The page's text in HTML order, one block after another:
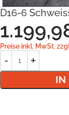
D16-6
Preise inkl. MwSt.
IN